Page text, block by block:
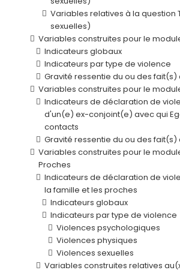
Variables relatives à la question
sexuelles)
Variables construites pour le
Indicateurs globaux
Indicateurs par type de violence
Gravité ressentie du ou des
Variables construites pour le
Indicateurs de déclaration de
d'un(e) ex-conjoint(e) avec qui
contacts
Gravité ressentie du ou des
Variables construites pour le
Proches
Indicateurs de déclaration de
la famille et les proches
Indicateurs globaux
Indicateurs par type de violence
Violences psychologiques
Violences physiques
Violences sexuelles
Variables construites relatives